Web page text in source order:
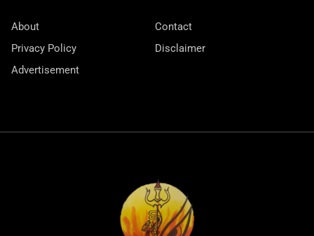
About
Contact
Privacy Policy
Disclaimer
Advertisement